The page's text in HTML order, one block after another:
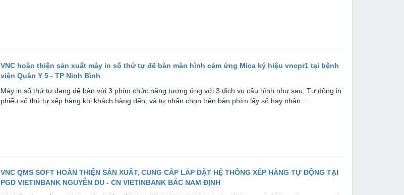
VNC hoàn thiện sản xuất máy in số thứ tự để bàn màn hình cảm ứng Mica ký hiệu vncpr1 tại bệnh
viện Quân Y 5 - TP Ninh Bình
Máy in số thứ tự dạng để bàn với 3 phím chức năng tương ứng với 3 dịch vụ cấu hình như sau; Tự động in
phiếu số thứ tự xếp hàng khi khách hàng đến, và tự nhấn chọn trên bàn phím lấy số hay nhân ...
VNC QMS SOFT HOÀN THIỆN SẢN XUẤT, CUNG CẤP LẮP ĐẶT HỆ THỐNG XẾP HÀNG TỰ ĐỘNG TẠI
PGD VIETINBANK NGUYỄN DU - CN VIETINBANK BẮC NAM ĐỊNH